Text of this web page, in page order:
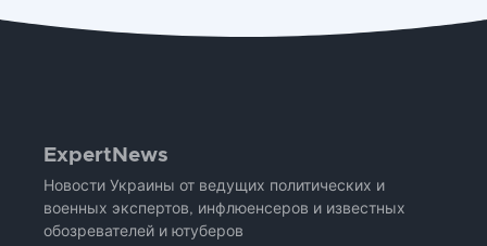
ExpertNews
Новости Украины от ведущих политических и
военных экспертов, инфлюенсеров и известных
обозревателей и ютуберов